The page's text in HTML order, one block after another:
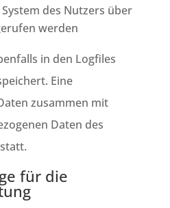
des Nutzers über
werden
in den Logfiles
Eine
zusammen mit
Daten des
für die